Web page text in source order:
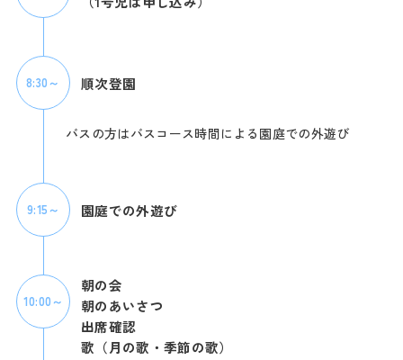
8:30～ 順次登園
バスの方はバスコース時間による園庭での外遊び
9:15～ 園庭での外遊び
10:00～
朝の会
朝のあいさつ
出席確認
歌（月の歌・季節の歌）